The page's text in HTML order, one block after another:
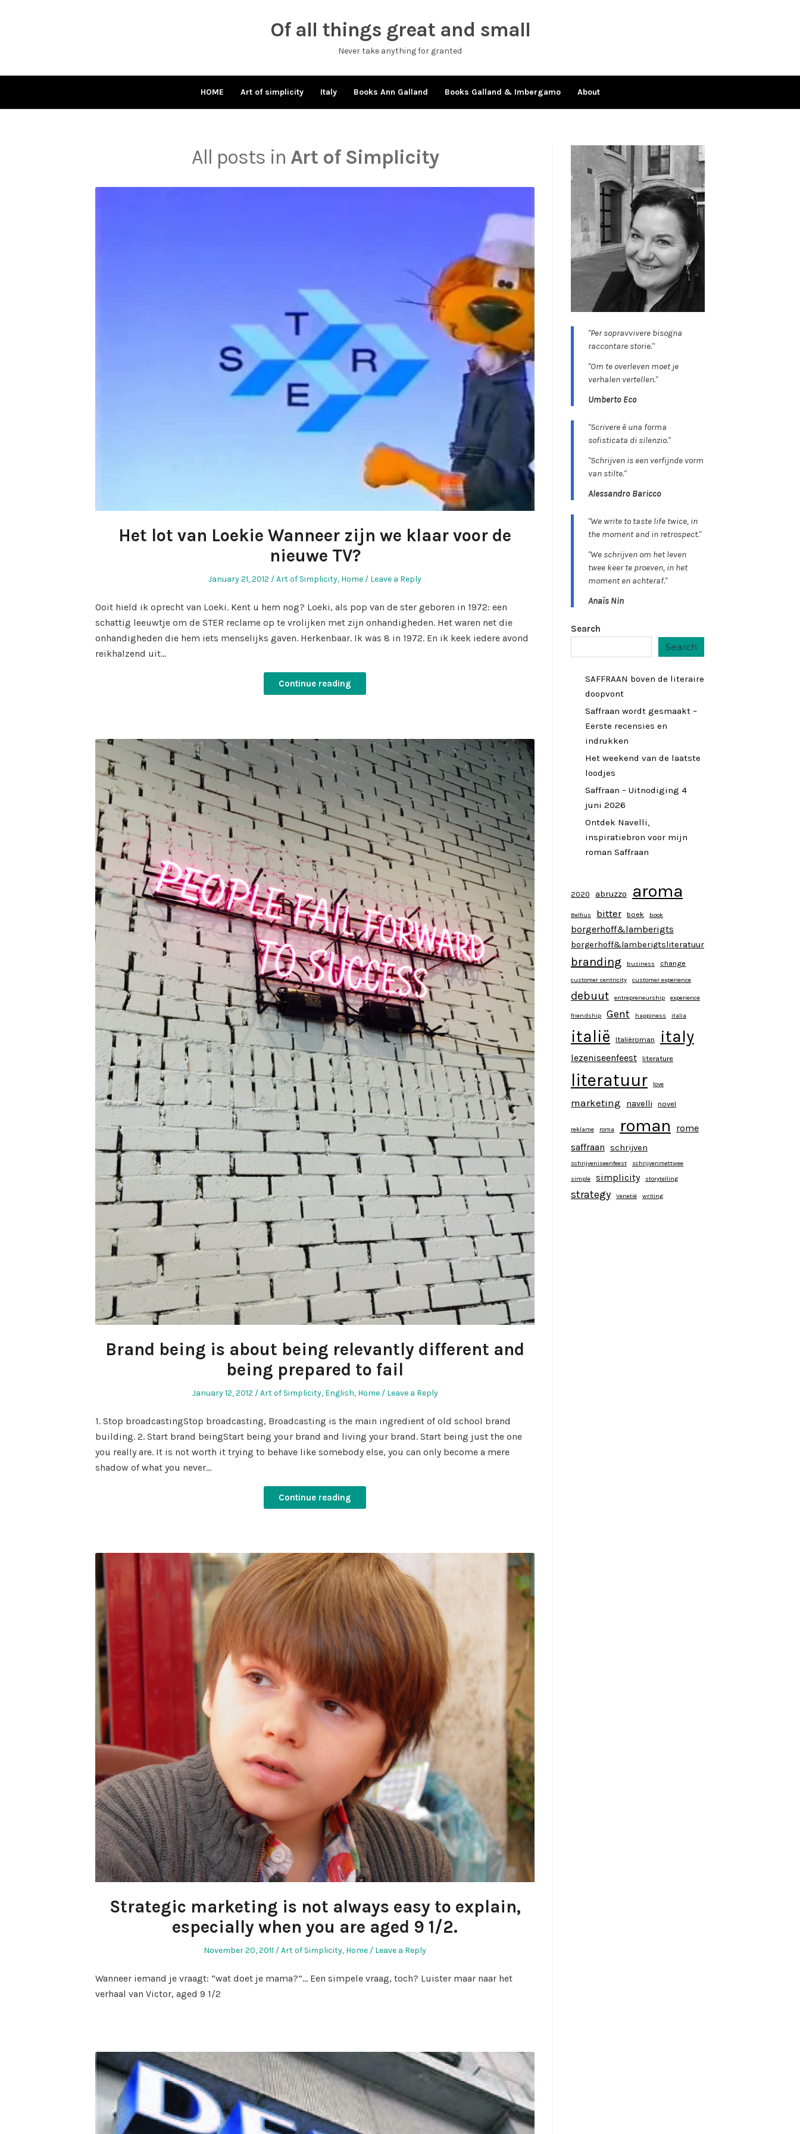
Of all things great and small
Never take anything for granted
HOME Art of simplicity Italy Books Ann Galland Books Galland & Imbergamo About
All posts in Art of Simplicity
Het lot van Loekie Wanneer zijn we klaar voor de
nieuwe TV?
Posted
January 21, 2012
Posted
Art of Simplicity, Home Leave a Reply
Ooit hield ik oprecht van Loeki. Kent u hem nog? Loeki, als pop van de ster geboren in 1972: een
schattig leeuwtje om de STER reclame op te vrolijken met zijn onhandigheden. Het waren net die
onhandigheden die hem iets menselijks gaven. Herkenbaar. Ik was 8 in 1972. En ik keek iedere avond
reikhalzend uit…
Continue reading
Brand being is about being relevantly different and
being prepared to fail
Posted
January 12, 2012
Posted
Art of Simplicity, English, Home Leave a Reply
1. Stop broadcastingStop broadcasting, Broadcasting is the main ingredient of old school brand
building. 2. Start brand beingStart being your brand and living your brand. Start being just the one
you really are. It is not worth it trying to behave like somebody else, you can only become a mere
shadow of what you never…
Continue reading
Strategic marketing is not always easy to explain,
especially when you are aged 9 1/2.
Posted
November 20, 2011
Posted
Art of Simplicity, Home Leave a Reply
Wanneer iemand je vraagt: “wat doet je mama?”… Een simpele vraag, toch? Luister maar naar het
verhaal van Victor, aged 9 1/2
"Per sopravvivere bisogna
raccontare storie."
"Om te overleven moet je
verhalen vertellen."
Umberto Eco
"Scrivere è una forma
sofisticata di silenzio."
"Schrijven is een verfijnde vorm
van stilte."
Alessandro Baricco
"We write to taste life twice, in
the moment and in retrospect."
"We schrijven om het leven
twee keer te proeven, in het
moment en achteraf."
Anaïs Nin
Search
Search
SAFFRAAN boven de literaire
doopvont
Saffraan wordt gesmaakt –
Eerste recensies en
indrukken
Het weekend van de laatste
loodjes
Saffraan – Uitnodiging 4
juni 2026
Ontdek Navelli,
inspiratiebron voor mijn
roman Saffraan
2020 abruzzo aroma
Belfius bitter boek book
borgerhoff&lamberigts
borgerhoff&lamberigtsliteratuur
branding business change
customer centricity customer experience
debuut entrepreneurship experience
friendship Gent happiness italia
italië Italiëroman italy
lezeniseenfeest literature
literatuur love
marketing navelli novel
reklame roma roman
rome
saffraan
schrijven
schrijveniseenfeest
schrijvenmettwee
simple
simplicity storytelling
strategy Venetië writing